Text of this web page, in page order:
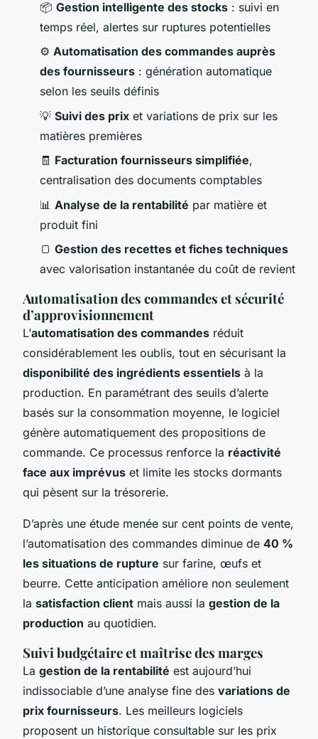
📦 Gestion intelligente des stocks : suivi en
temps réel, alertes sur ruptures potentielles
⚙️ Automatisation des commandes auprès
des fournisseurs : génération automatique
selon les seuils définis
💡 Suivi des prix et variations de prix sur les
matières premières
🧾 Facturation fournisseurs simplifiée,
centralisation des documents comptables
📊 Analyse de la rentabilité par matière et
produit fini
🍞 Gestion des recettes et fiches techniques
avec valorisation instantanée du coût de revient
Automatisation des commandes et sécurité
d’approvisionnement
L’automatisation des commandes réduit
considérablement les oublis, tout en sécurisant la
disponibilité des ingrédients essentiels à la
production. En paramétrant des seuils d’alerte
basés sur la consommation moyenne, le logiciel
génère automatiquement des propositions de
commande. Ce processus renforce la réactivité
face aux imprévus et limite les stocks dormants
qui pèsent sur la trésorerie.
D’après une étude menée sur cent points de vente,
l’automatisation des commandes diminue de 40 %
les situations de rupture sur farine, œufs et
beurre. Cette anticipation améliore non seulement
la satisfaction client mais aussi la gestion de la
production au quotidien.
Suivi budgétaire et maîtrise des marges
La gestion de la rentabilité est aujourd’hui
indissociable d’une analyse fine des variations de
prix fournisseurs. Les meilleurs logiciels
proposent un historique consultable sur les prix